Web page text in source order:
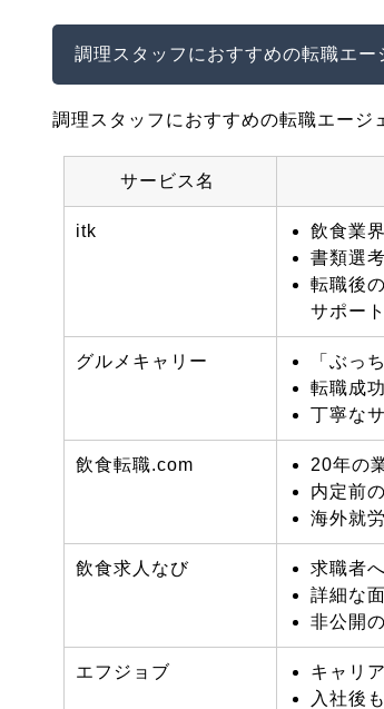
調理スタッフにおすすめの転職エー
調理スタッフにおすすめの転職エージ
サービス名
itk
飲食業
書類選
転職後
サポート
グルメキャリー
「ぶっ
転職成
丁寧な
飲食転職.com
20年の
内定前
海外就
飲食求人なび
求職者
詳細な
非公開
エフジョブ
キャリ
入社後